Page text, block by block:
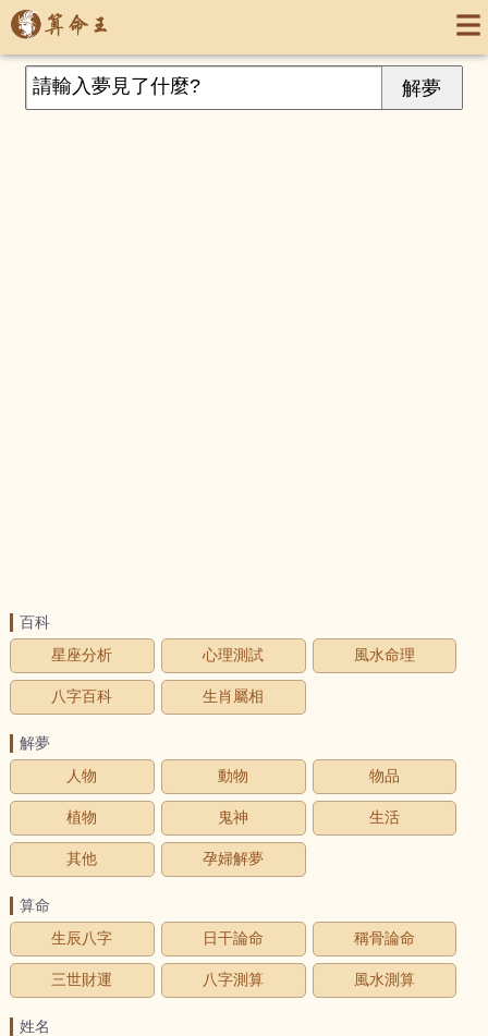
百科
星座分析
心理測試 風水命理
八字百科 生肖屬相
解夢
人物
動物 物品
植物 鬼神 生活
其他 孕婦解夢
算命
生辰八字
日干論命 稱骨論命
三世財運 八字測算 風水測算
姓名